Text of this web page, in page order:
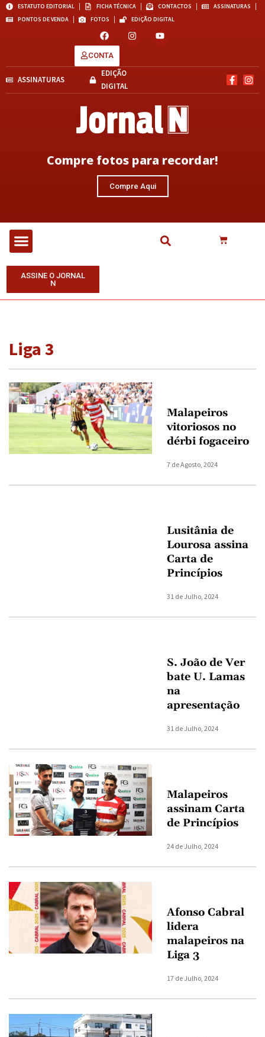
ESTATUTO EDITORIAL FICHA TÉCNICA CONTACTOS
ASSINATURAS
PONTOS DE VENDA
FOTOS EDIÇÃO DIGITAL
CONTA
ASSINATURAS
EDIÇÃO
DIGITAL
Compre fotos para recordar!
Compre Aqui
ASSINE O JORNAL
N
Liga 3
Malapeiros
vitoriosos no
dérbi fogaceiro
7 de Agosto, 2024
Lusitânia de
Lourosa assina
Carta de
Princípios
31 de Julho, 2024
S. João de Ver
bate U. Lamas
na
apresentação
31 de Julho, 2024
Malapeiros
assinam Carta
de Princípios
24 de Julho, 2024
Afonso Cabral
lidera
malapeiros na
Liga 3
17 de Julho, 2024